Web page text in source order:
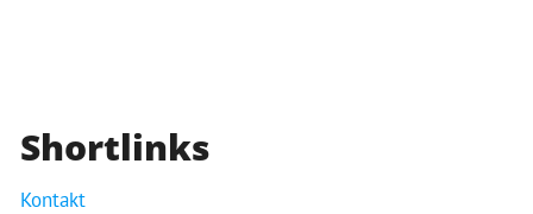
Shortlinks
Kontakt